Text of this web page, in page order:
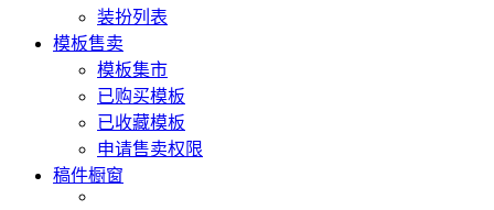
装扮列表
模板售卖
模板集市
已购买模板
已收藏模板
申请售卖权限
稿件橱窗